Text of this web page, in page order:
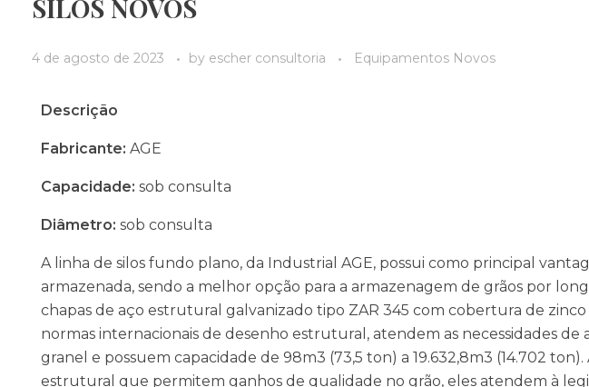
SILOS NOVOS
4 de agosto de 2023 by escher consultoria Equipamentos Novos
Descrição
Fabricante: AGE
Capacidade: sob consulta
Diâmetro: sob consulta
A linha de silos fundo plano, da Industrial AGE, possui como principal
armazenada, sendo a melhor opção para a armazenagem de grãos por
chapas de aço estrutural galvanizado tipo ZAR 345 com cobertura de
normas internacionais de desenho estrutural, atendem as necessidades
granel e possuem capacidade de 98m3 (73,5 ton) a 19.632,8m3 (14.702
estrutural que permitem ganhos de qualidade no grão, eles atendem à